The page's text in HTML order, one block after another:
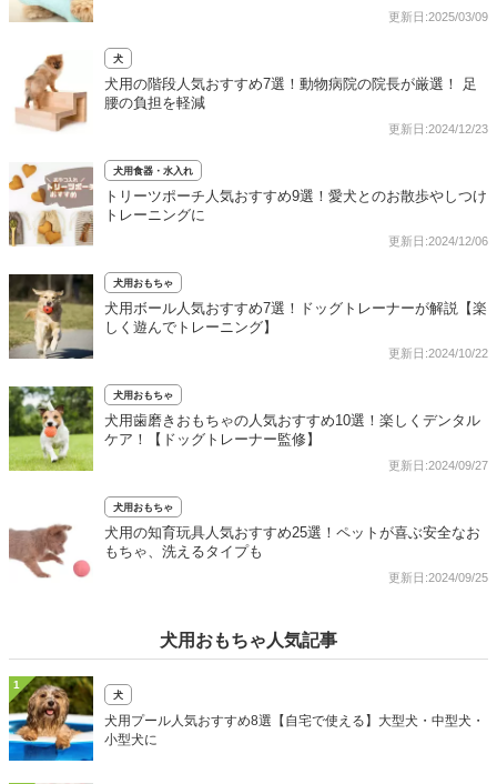
更新日:2025/03/09
犬
犬用の階段人気おすすめ7選！動物病院の院長が厳選！ 足
腰の負担を軽減
更新日:2024/12/23
犬用食器・水入れ
トリーツポーチ人気おすすめ9選！愛犬とのお散歩やしつけ
トレーニングに
更新日:2024/12/06
犬用おもちゃ
犬用ボール人気おすすめ7選！ドッグトレーナーが解説【楽
しく遊んでトレーニング】
更新日:2024/10/22
犬用おもちゃ
犬用歯磨きおもちゃの人気おすすめ10選！楽しくデンタル
ケア！【ドッグトレーナー監修】
更新日:2024/09/27
犬用おもちゃ
犬用の知育玩具人気おすすめ25選！ペットが喜ぶ安全なお
もちゃ、洗えるタイプも
更新日:2024/09/25
犬用おもちゃ人気記事
1
犬
犬用プール人気おすすめ8選【自宅で使える】大型犬・中型犬・
小型犬に